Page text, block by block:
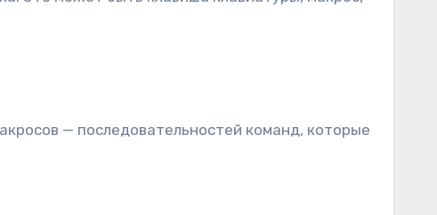
— последовательностей команд, которые